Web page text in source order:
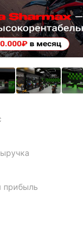
прибыль